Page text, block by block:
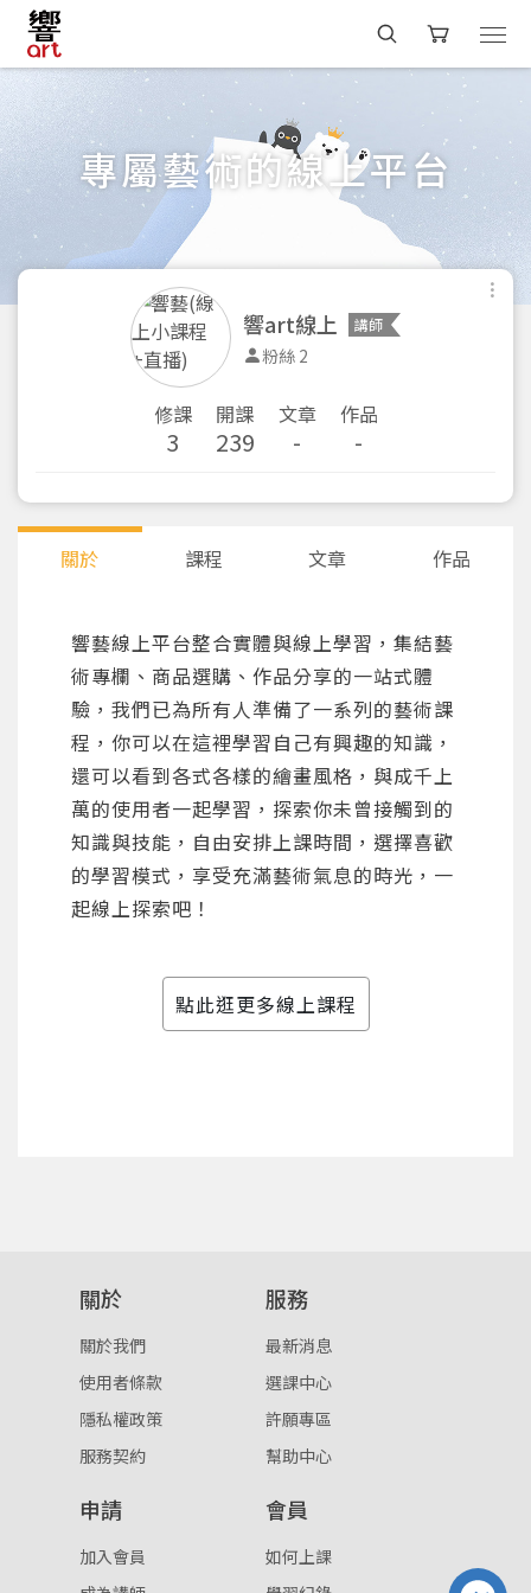
註冊
按下註冊即代表你同意我們的使用者條款
您將收到一封Email，請依照信件中的指示重新登
系統偵測到您的帳號重複登入，
專屬藝術的線上平台
響art線上 講師
粉絲 2
修課
3
開課
239
文章
-
作品
-
關於 課程 文章 作品
響藝線上平台整合實體與線上學習，集結藝
術專欄、商品選購、作品分享的一站式體
驗，我們已為所有人準備了一系列的藝術課
程，你可以在這裡學習自己有興趣的知識，
還可以看到各式各樣的繪畫風格，與成千上
萬的使用者一起學習，探索你未曾接觸到的
知識與技能，自由安排上課時間，選擇喜歡
的學習模式，享受充滿藝術氣息的時光，一
起線上探索吧！
點此逛更多線上課程
關於
關於我們
使用者條款
隱私權政策
服務契約
服務
最新消息
選課中心
許願專區
幫助中心
申請
加入會員
會員
如何上課